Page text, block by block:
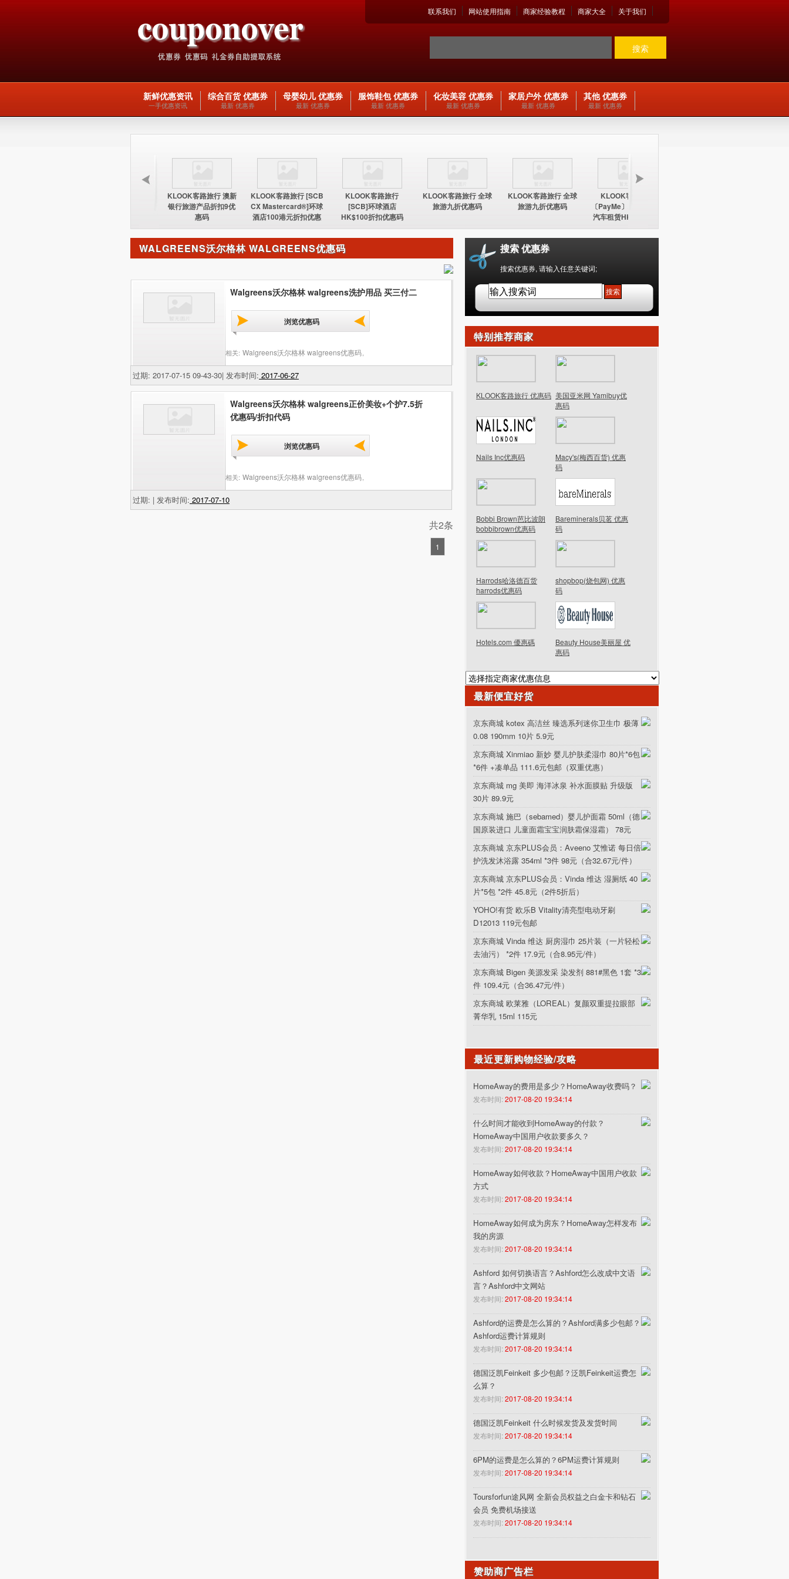
关于我们
商家大全
商家经验教程
网站使用指南
联系我们
搜索
新鲜优惠资讯
一手优惠资讯
综合百货 优惠券
最新 优惠券
母婴幼儿 优惠券
最新 优惠券
服饰鞋包 优惠券
最新 优惠券
化妆美容 优惠券
最新 优惠券
家居户外 优惠券
最新 优惠券
其他 优惠券
最新 优惠券
KLOOK客路旅行 澳新
银行旅游产品折扣9优
惠码
KLOOK客路旅行 [SCB
CX Mastercard®]环球
酒店100港元折扣优惠
码
KLOOK客路旅行
[SCB]环球酒店
HK$100折扣优惠码
KLOOK客路旅行 全球
旅游九折优惠码
KLOOK客路旅行 全球
旅游九折优惠码
KLOOK客路旅行
〔PayMe〕环球酒店及
汽车租赁HK$100折扣
优惠码
WALGREENS沃尔格林 WALGREENS优惠码
Walgreens沃尔格林 walgreens洗护用品 买三付二
浏览优惠码
相关: Walgreens沃尔格林 walgreens优惠码
过期: 2017-07-15 09-43-30| 发布时间: 2017-06-27
Walgreens沃尔格林 walgreens正价美妆+个护7.5折
优惠码/折扣代码
浏览优惠码
相关: Walgreens沃尔格林 walgreens优惠码
过期: | 发布时间: 2017-07-10
共2条
1
搜索 优惠券
搜索优惠券, 请输入任意关键词;
特别推荐商家
KLOOK客路旅行 优惠码 美国亚米网 Yamibuy优
惠码
Nails Inc优惠码
Macy's(梅西百货) 优惠
码
Bobbi Brown芭比波朗
bobbibrown优惠码
Bareminerals贝茗 优惠
码
Harrods哈洛德百货
harrods优惠码
shopbop(烧包网) 优惠
码
Hotels.com 優惠碼
Beauty House美丽屋 优
惠码
最新便宜好货
京东商城 kotex 高洁丝 臻选系列迷你卫生巾 极薄
0.08 190mm 10片 5.9元
京东商城 Xinmiao 新妙 婴儿护肤柔湿巾 80片*6包
*6件 +凑单品 111.6元包邮（双重优惠）
京东商城 mg 美即 海洋冰泉 补水面膜贴 升级版
30片 89.9元
京东商城 施巴（sebamed）婴儿护面霜 50ml（德
国原装进口 儿童面霜宝宝润肤霜保湿霜） 78元
京东商城 京东PLUS会员：Aveeno 艾惟诺 每日倍
护洗发沐浴露 354ml *3件 98元（合32.67元/件）
京东商城 京东PLUS会员：Vinda 维达 湿厕纸 40
片*5包 *2件 45.8元（2件5折后）
YOHO!有货 欧乐B Vitality清亮型电动牙刷
D12013 119元包邮
京东商城 Vinda 维达 厨房湿巾 25片装（一片轻松
去油污） *2件 17.9元（合8.95元/件）
京东商城 Bigen 美源发采 染发剂 881#黑色 1套 *3
件 109.4元（合36.47元/件）
京东商城 欧莱雅（LOREAL）复颜双重提拉眼部
菁华乳 15ml 115元
最近更新购物经验/攻略
HomeAway的费用是多少？HomeAway收费吗？
发布时间: 2017-08-20 19:34:14
什么时间才能收到HomeAway的付款？
HomeAway中国用户收款要多久？
发布时间: 2017-08-20 19:34:14
HomeAway如何收款？HomeAway中国用户收款
方式
发布时间: 2017-08-20 19:34:14
HomeAway如何成为房东？HomeAway怎样发布
我的房源
发布时间: 2017-08-20 19:34:14
Ashford 如何切换语言？Ashford怎么改成中文语
言？Ashford中文网站
发布时间: 2017-08-20 19:34:14
Ashford的运费是怎么算的？Ashford满多少包邮？
Ashford运费计算规则
发布时间: 2017-08-20 19:34:14
德国泛凯Feinkeit 多少包邮？泛凯Feinkeit运费怎
么算？
发布时间: 2017-08-20 19:34:14
德国泛凯Feinkeit 什么时候发货及发货时间
发布时间: 2017-08-20 19:34:14
6PM的运费是怎么算的？6PM运费计算规则
发布时间: 2017-08-20 19:34:14
Toursforfun途风网 全新会员权益之白金卡和钻石
会员 免费机场接送
发布时间: 2017-08-20 19:34:14
赞助商广告栏